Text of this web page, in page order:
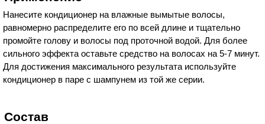
Нанесите кондиционер на влажные вымытые волосы,
равномерно распределите его по всей длине и тщательно
промойте голову и волосы под проточной водой. Для более
сильного эффекта оставьте средство на волосах на 5-7 минут.
Для достижения максимального результата используйте
кондиционер в паре с шампунем из той же серии.
Состав